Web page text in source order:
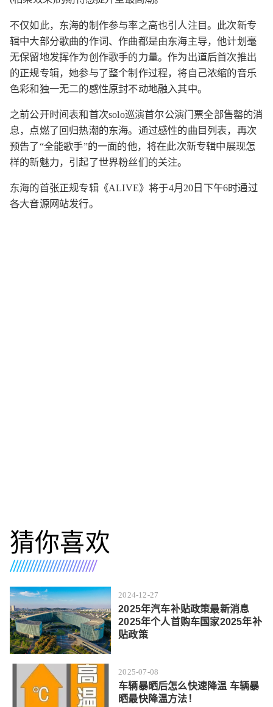
不仅如此，东海的制作参与率之高也引人注目。此次新专
辑中大部分歌曲的作词、作曲都是由东海主导，他计划毫
无保留地发挥作为创作歌手的力量。作为出道后首次推出
的正规专辑，她参与了整个制作过程，将自己浓缩的音乐
色彩和独一无二的感性原封不动地融入其中。
之前公开时间表和首次solo巡演首尔公演门票全部售罄的消
息，点燃了回归热潮的东海。通过感性的曲目列表，再次
预告了“全能歌手”的一面的他，将在此次新专辑中展现怎
样的新魅力，引起了世界粉丝们的关注。
东海的首张正规专辑《ALIVE》将于4月20日下午6时通过
各大音源网站发行。
猜你喜欢
2024-12-27
2025年汽车补贴政策最新消息
2025年个人首购车国家2025年补
贴政策
2025-07-08
车辆暴晒后怎么快速降温 车辆暴
晒最快降温方法！